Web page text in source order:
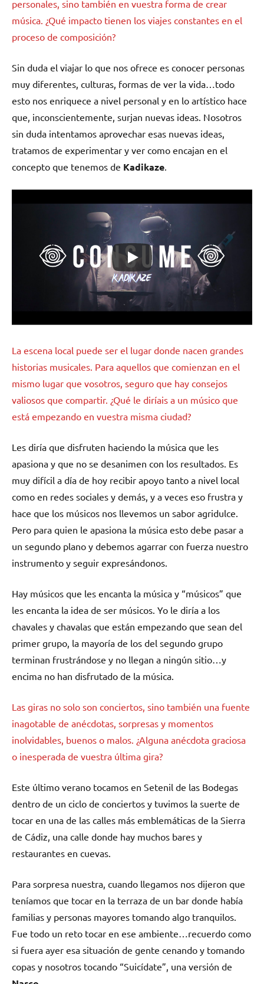
personales, sino también en vuestra forma de crear
música. ¿Qué impacto tienen los viajes constantes en el
proceso de composición?
Sin duda el viajar lo que nos ofrece es conocer personas
muy diferentes, culturas, formas de ver la vida…todo
esto nos enriquece a nivel personal y en lo artístico hace
que, inconscientemente, surjan nuevas ideas. Nosotros
sin duda intentamos aprovechar esas nuevas ideas,
tratamos de experimentar y ver como encajan en el
concepto que tenemos de Kadikaze.
La escena local puede ser el lugar donde nacen grandes
historias musicales. Para aquellos que comienzan en el
mismo lugar que vosotros, seguro que hay consejos
valiosos que compartir. ¿Qué le diríais a un músico que
está empezando en vuestra misma ciudad?
Les diría que disfruten haciendo la música que les
apasiona y que no se desanimen con los resultados. Es
muy difícil a día de hoy recibir apoyo tanto a nivel local
como en redes sociales y demás, y a veces eso frustra y
hace que los músicos nos llevemos un sabor agridulce.
Pero para quien le apasiona la música esto debe pasar a
un segundo plano y debemos agarrar con fuerza nuestro
instrumento y seguir expresándonos.
Hay músicos que les encanta la música y “músicos” que
les encanta la idea de ser músicos. Yo le diría a los
chavales y chavalas que están empezando que sean del
primer grupo, la mayoría de los del segundo grupo
terminan frustrándose y no llegan a ningún sitio…y
encima no han disfrutado de la música.
Las giras no solo son conciertos, sino también una fuente
inagotable de anécdotas, sorpresas y momentos
inolvidables, buenos o malos. ¿Alguna anécdota graciosa
o inesperada de vuestra última gira?
Este último verano tocamos en Setenil de las Bodegas
dentro de un ciclo de conciertos y tuvimos la suerte de
tocar en una de las calles más emblemáticas de la Sierra
de Cádiz, una calle donde hay muchos bares y
restaurantes en cuevas.
Para sorpresa nuestra, cuando llegamos nos dijeron que
teníamos que tocar en la terraza de un bar donde había
familias y personas mayores tomando algo tranquilos.
Fue todo un reto tocar en ese ambiente…recuerdo como
si fuera ayer esa situación de gente cenando y tomando
copas y nosotros tocando “Suicídate”, una versión de